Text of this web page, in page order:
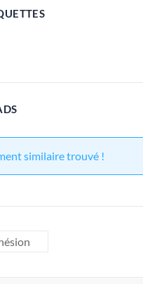
similaire trouvé !